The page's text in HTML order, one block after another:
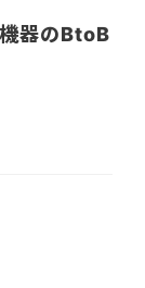
器のBtoB